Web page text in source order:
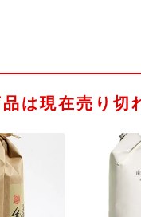
は現在売り切